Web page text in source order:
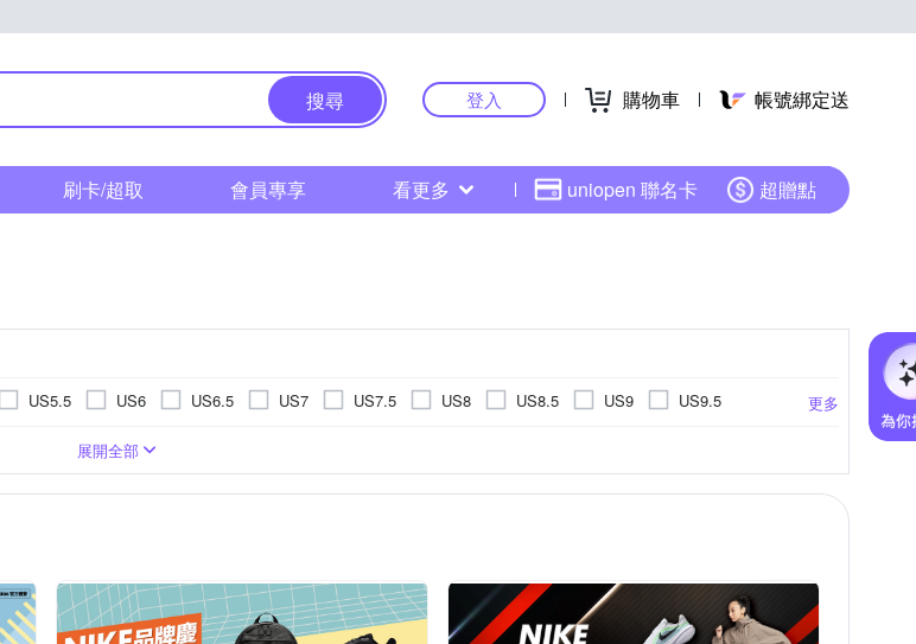
搜尋 登入 購物車 帳號綁定送
刷卡/超取 會員專享 看更多 uniopen 聯名卡 超贈點
更多
US5.5 US6 US6.5 US7 US7.5 US8 US8.5 US9
US9.5
US12.5
EU41 EU42 EU43 EU44 EU45 EU46 UK3 UK3.5
UK4
12cm
丹寧 / 帆布 聚脂纖維
涼鞋/拖鞋
展開全部